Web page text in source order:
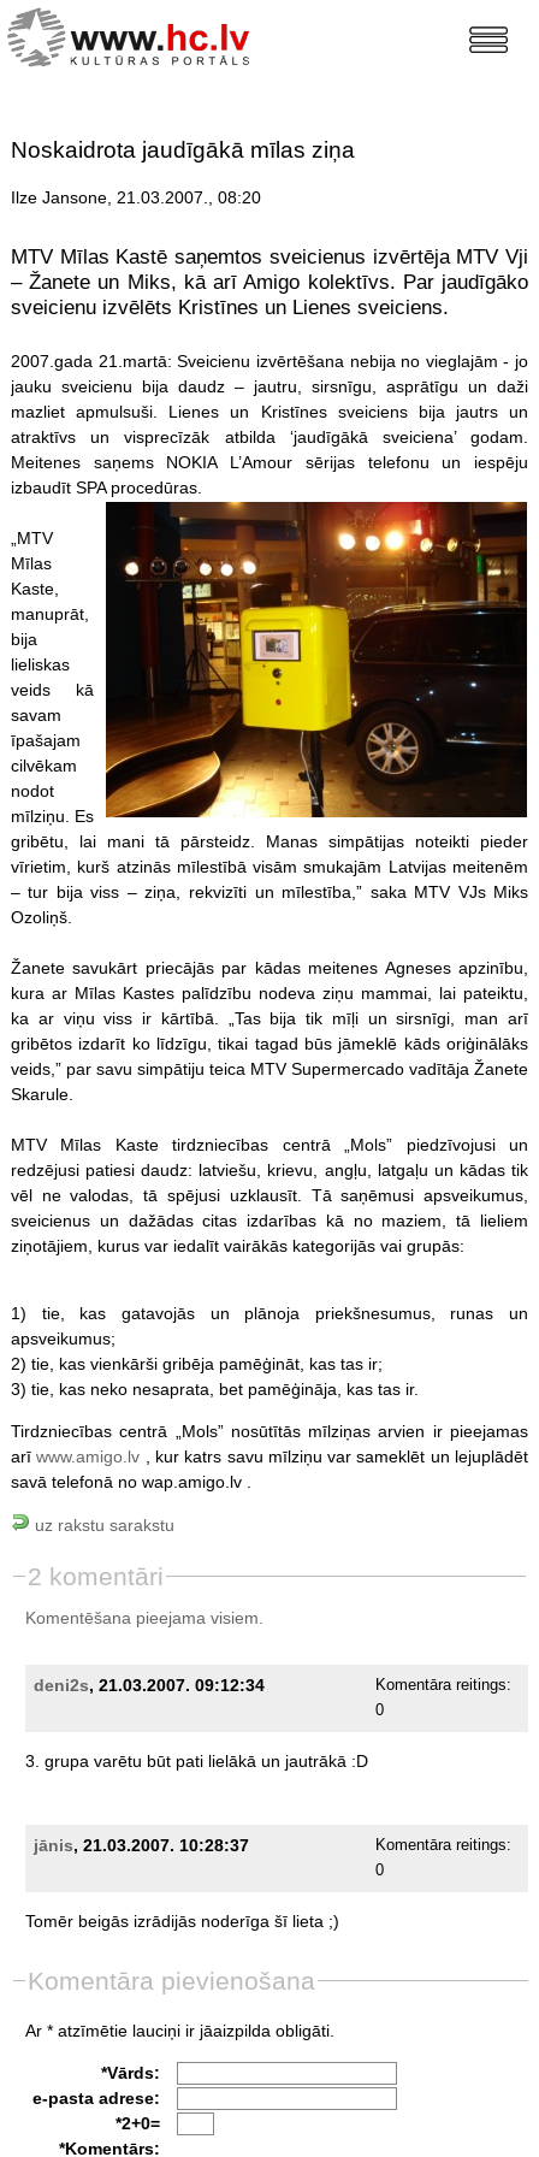
Noskaidrota jaudīgākā mīlas ziņa
Ilze Jansone, 21.03.2007., 08:20
MTV Mīlas Kastē saņemtos sveicienus izvērtēja MTV Vji
– Žanete un Miks, kā arī Amigo kolektīvs. Par jaudīgāko
sveicienu izvēlēts Kristīnes un Lienes sveiciens.
2007.gada 21.martā: Sveicienu izvērtēšana nebija no vieglajām - jo
jauku sveicienu bija daudz – jautru, sirsnīgu, asprātīgu un daži
mazliet apmulsuši. Lienes un Kristīnes sveiciens bija jautrs un
atraktīvs un visprecīzāk atbilda ‘jaudīgākā sveiciena’ godam.
Meitenes saņems NOKIA L’Amour sērijas telefonu un iespēju
izbaudīt SPA procedūras.
„MTV
Mīlas
Kaste,
manuprāt,
bija
lieliskas
veids kā
savam
īpašajam
cilvēkam
nodot
mīlziņu. Es
gribētu, lai mani tā pārsteidz. Manas simpātijas noteikti pieder
vīrietim, kurš atzinās mīlestībā visām smukajām Latvijas meitenēm
– tur bija viss – ziņa, rekvizīti un mīlestība,” saka MTV VJs Miks
Ozoliņš.
Žanete savukārt priecājās par kādas meitenes Agneses apzinību,
kura ar Mīlas Kastes palīdzību nodeva ziņu mammai, lai pateiktu,
ka ar viņu viss ir kārtībā. „Tas bija tik mīļi un sirsnīgi, man arī
gribētos izdarīt ko līdzīgu, tikai tagad būs jāmeklē kāds oriģinālāks
veids,” par savu simpātiju teica MTV Supermercado vadītāja Žanete
Skarule.
MTV Mīlas Kaste tirdzniecības centrā „Mols” piedzīvojusi un
redzējusi patiesi daudz: latviešu, krievu, angļu, latgaļu un kādas tik
vēl ne valodas, tā spējusi uzklausīt. Tā saņēmusi apsveikumus,
sveicienus un dažādas citas izdarības kā no maziem, tā lieliem
ziņotājiem, kurus var iedalīt vairākās kategorijās vai grupās:
1) tie, kas gatavojās un plānoja priekšnesumus, runas un
apsveikumus;
2) tie, kas vienkārši gribēja pamēģināt, kas tas ir;
3) tie, kas neko nesaprata, bet pamēģināja, kas tas ir.
Tirdzniecības centrā „Mols” nosūtītās mīlziņas arvien ir pieejamas
arīwww.amigo.lv , kur katrs savu mīlziņu var sameklēt un lejuplādēt
savā telefonā no wap.amigo.lv .
uz rakstu sarakstu
2 komentāri
Komentēšana pieejama visiem.
deni2s, 21.03.2007. 09:12:34
Komentāra reitings:
0
3. grupa varētu būt pati lielākā un jautrākā :D
jānis, 21.03.2007. 10:28:37
Komentāra reitings:
0
Tomēr beigās izrādijās noderīga šī lieta ;)
Komentāra pievienošana
Ar * atzīmētie lauciņi ir jāaizpilda obligāti.
*Vārds:
e-pasta adrese:
*2+0=
*Komentārs: